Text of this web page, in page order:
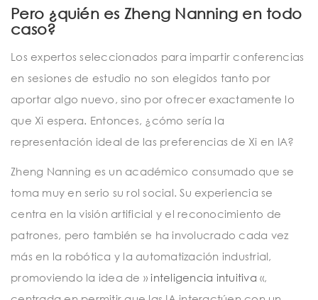
Pero ¿quién es Zheng Nanning en todo
caso?
Los expertos seleccionados para impartir conferencias
en sesiones de estudio no son elegidos tanto por
aportar algo nuevo, sino por ofrecer exactamente lo
que Xi espera. Entonces, ¿cómo sería la
representación ideal de las preferencias de Xi en IA?
Zheng Nanning es un académico consumado que se
toma muy en serio su rol social. Su experiencia se
centra en la visión artificial y el reconocimiento de
patrones, pero también se ha involucrado cada vez
más en la robótica y la automatización industrial,
promoviendo la idea de »inteligencia intuitiva «,